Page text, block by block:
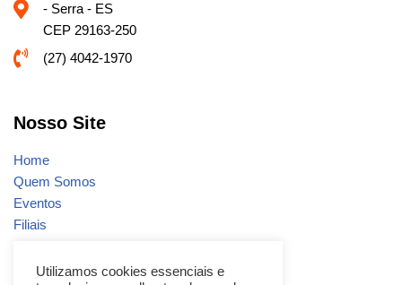
- Serra - ES
CEP 29163-250
(27) 4042-1970
Nosso Site
Home
Quem Somos
Eventos
Filiais
Fale conosco
Utilizamos cookies essenciais e